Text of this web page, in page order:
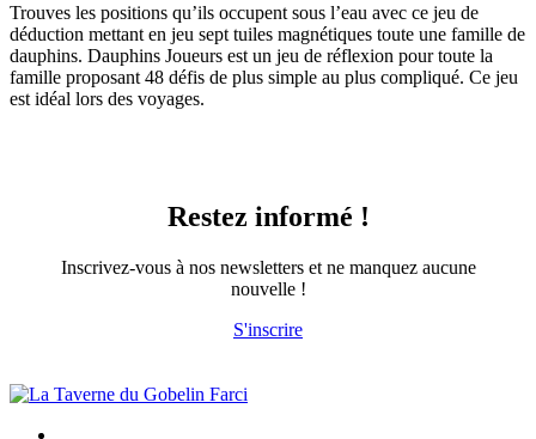
Trouves les positions qu’ils occupent sous l’eau avec ce jeu de
déduction mettant en jeu sept tuiles magnétiques toute une famille de
dauphins. Dauphins Joueurs est un jeu de réflexion pour toute la
famille proposant 48 défis de plus simple au plus compliqué. Ce jeu
est idéal lors des voyages.
Restez informé !
Inscrivez-vous à nos newsletters et ne manquez aucune
nouvelle !
S'inscrire